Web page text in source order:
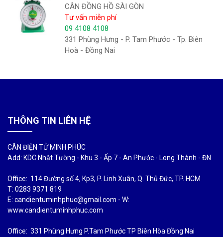
CÂN ĐỒNG HỒ SÀI GÒN
Tư vấn miễn phí
09 4108 4108
331 Phùng Hưng - P. Tam Phước - Tp. Biên
Hoà - Đồng Nai
THÔNG TIN LIÊN HỆ
CÂN ĐIỆN TỬ MINH PHÚC
Add: KDC Nhật Tường - Khu 3 - Ấp 7 - An Phước - Long Thành - ĐN
Office: 114 Đường số 4, Kp3, P. Linh Xuân, Q. Thủ Đức, TP. HCM
T: 0283 9371 819
E: candientuminhphuc@gmail.com - W:
www.candientuminhphuc.com
Office: 331 Phùng Hưng P.Tam Phước TP Biên Hòa Đồng Nai